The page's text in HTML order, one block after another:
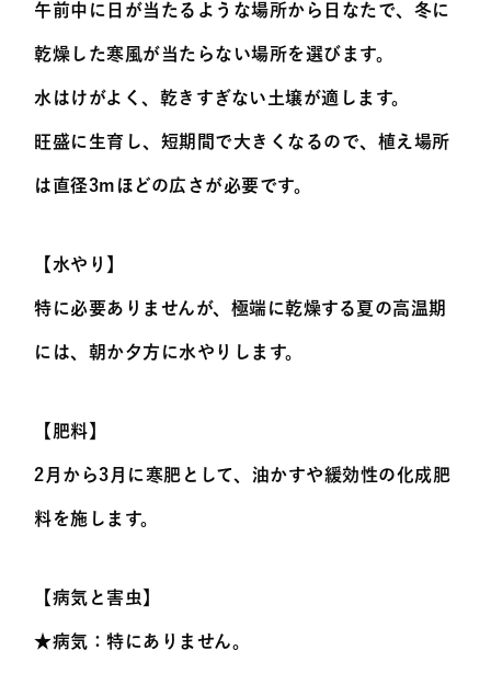
午前中に日が当たるような場所から日なたで、冬に
乾燥した寒風が当たらない場所を選びます。
水はけがよく、乾きすぎない土壌が適します。
旺盛に生育し、短期間で大きくなるので、植え場所
は直径3mほどの広さが必要です。
【水やり】
特に必要ありませんが、極端に乾燥する夏の高温期
には、朝か夕方に水やりします。
【肥料】
2月から3月に寒肥として、油かすや緩効性の化成肥
料を施します。
【病気と害虫】
★病気：特にありません。